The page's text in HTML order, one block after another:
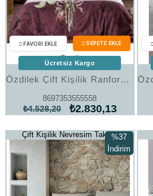
Özdilek Çift Kişilik Ranforce Nevresim Takımı Mothers Heart
8697353555558
₺2.830,13
₺4.528,20
Ücretsiz Kargo
Çift Kişilik Nevresim Takımı%37
İndirim
%37İndirim